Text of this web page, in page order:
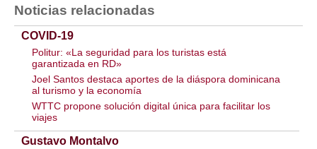
Noticias relacionadas
COVID-19
Politur: «La seguridad para los turistas está
garantizada en RD»
Joel Santos destaca aportes de la diáspora dominicana
al turismo y la economía
WTTC propone solución digital única para facilitar los
viajes
Gustavo Montalvo